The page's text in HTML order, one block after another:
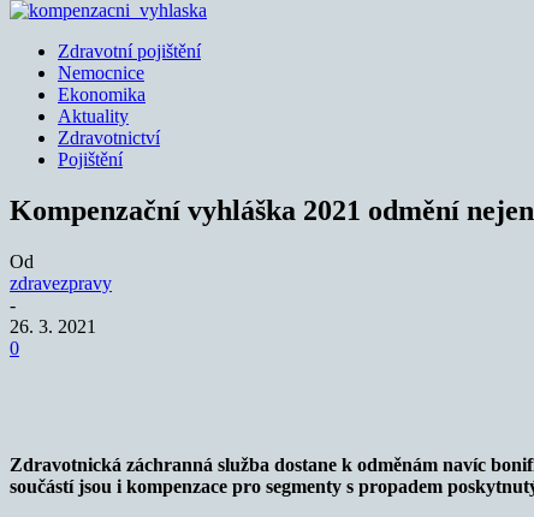
Zdravotní pojištění
Nemocnice
Ekonomika
Aktuality
Zdravotnictví
Pojištění
Kompenzační vyhláška 2021 odmění
Od
zdravezpravy
-
26. 3. 2021
0
Zdravotnická záchranná služba dostane k odměnám navíc
součástí jsou i kompenzace pro segmenty s propadem